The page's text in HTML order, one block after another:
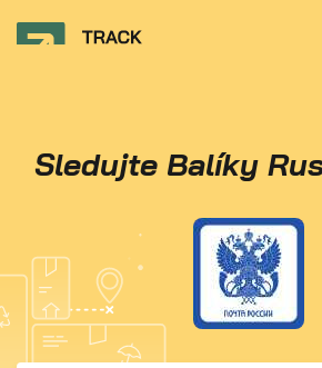
Sledujte Balíky